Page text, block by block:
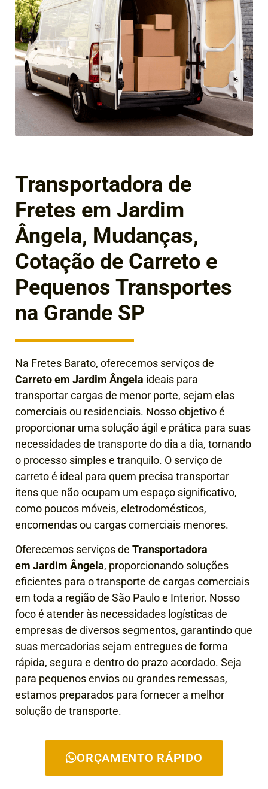
Transportadora de
Fretes em Jardim
Ângela, Mudanças,
Cotação de Carreto e
Pequenos Transportes
na Grande SP
Na Fretes Barato, oferecemos serviços de
Carreto em Jardim Ângela ideais para
transportar cargas de menor porte, sejam elas
comerciais ou residenciais. Nosso objetivo é
proporcionar uma solução ágil e prática para suas
necessidades de transporte do dia a dia, tornando
o processo simples e tranquilo. O serviço de
carreto é ideal para quem precisa transportar
itens que não ocupam um espaço significativo,
como poucos móveis, eletrodomésticos,
encomendas ou cargas comerciais menores.
Oferecemos serviços de Transportadora
em Jardim Ângela, proporcionando soluções
eficientes para o transporte de cargas comerciais
em toda a região de São Paulo e Interior. Nosso
foco é atender às necessidades logísticas de
empresas de diversos segmentos, garantindo que
suas mercadorias sejam entregues de forma
rápida, segura e dentro do prazo acordado. Seja
para pequenos envios ou grandes remessas,
estamos preparados para fornecer a melhor
solução de transporte.
ORÇAMENTO RÁPIDO